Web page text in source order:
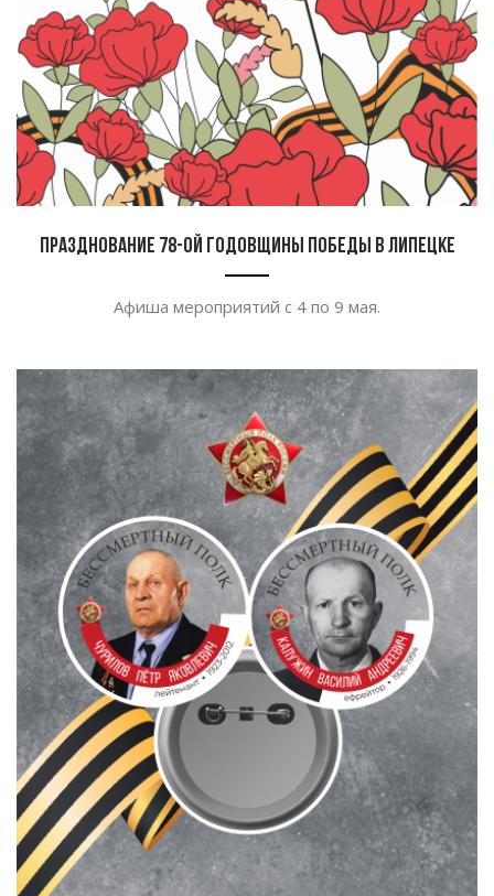
Празднование 78-ой годовщины Победы в Липецке
Афиша мероприятий с 4 по 9 мая.